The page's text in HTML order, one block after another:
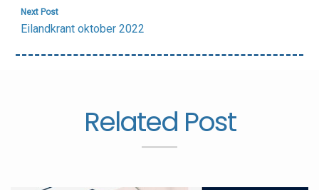
Next Post
Eilandkrant oktober 2022
Related Post